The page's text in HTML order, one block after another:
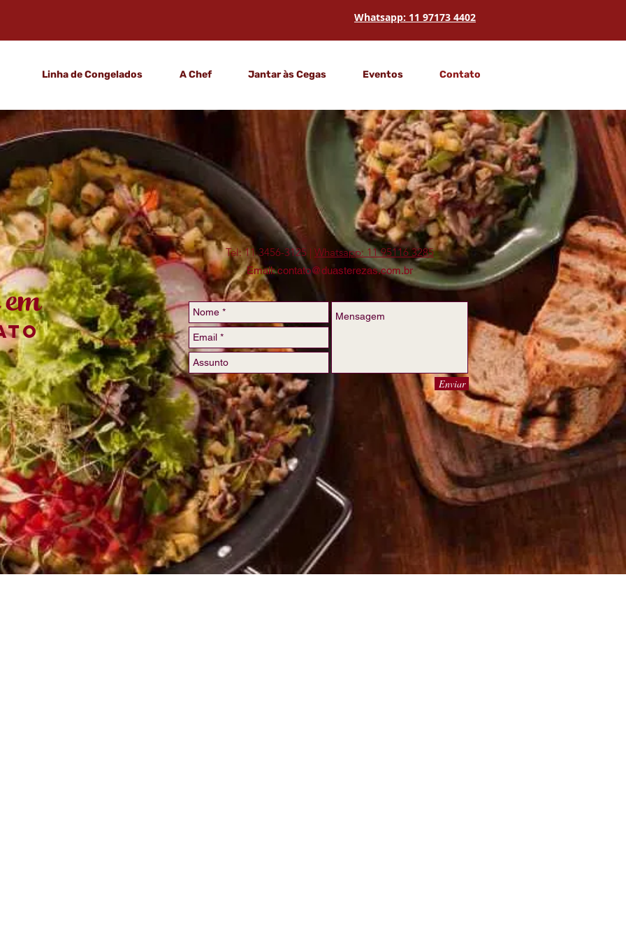
Whatsapp: 11 97173 4402
Linha de Congelados A Chef Jantar às Cegas Eventos Contato
Tel: 11 3456-3125 | Whatsapp: 11 95116 3285
Email:contato@duasterezas.com.br
Enviar